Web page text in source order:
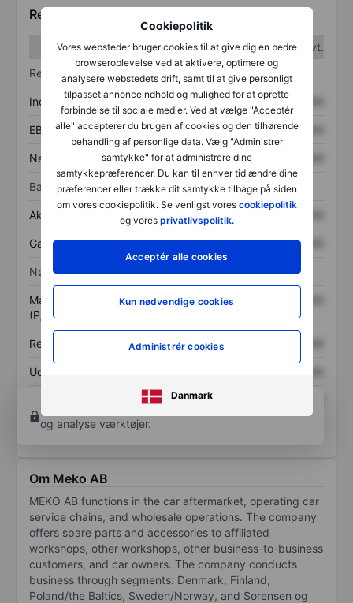
Cookiepolitik
Vores websteder bruger cookies til at give dig en bedre
browseroplevelse ved at aktivere, optimere og
analysere webstedets drift, samt til at give personligt
tilpasset annonceindhold og mulighed for at oprette
forbindelse til sociale medier. Ved at vælge "Acceptér
alle" accepterer du brugen af cookies og den tilhørende
behandling af personlige data. Vælg "Administrer
samtykke" for at administrere dine
samtykkepræferencer. Du kan til enhver tid ændre dine
præferencer eller trække dit samtykke tilbage på siden
om vores cookiepolitik. Se venligst vores cookiepolitik
og vores privatlivspolitik.
Acceptér alle cookies
Kun nødvendige cookies
Administrér cookies
Danmark
Regnskabstal
1. kvt.
2. kvt.
Resultatopgørelse
Indtægter XXXXXXX XXXXXXX
EBITDA XXXXXXX XXXXXXX
Nettoresultat XXXXXXX
Balance
Aktiver i alt XXXXXXX
Gæld XXXXXXX XXXXXXX
Nøgletal
Markedsværdi/omsætning
(P/S)
XXXXXXX
Resultat pr. aktie (EPS) XXXXXXX
Udbytte pr. aktie
XXXXXXX
Opret konto
for at få adgang til flere diagrammer
og analyse værktøjer.
Om Meko AB
MEKO AB functions in the car aftermarket, operating car
service chains, and wholesale operations. The company
offers spare parts and accessories to affiliated
workshops, other workshops, other business-to-business
customers, and car owners. The company conducts
business through segments: Denmark, Finland,
Poland/the Baltics, Sweden/Norway, and Sorensen og